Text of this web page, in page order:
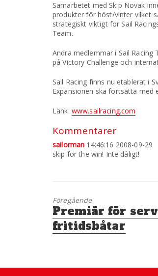
Samarbetet med Skip Novak
produkter för höst/vinter vilket
strategiskt viktigt för Sail
Team.
Andra medlemmar i Sail
på Victory Challenge och
Sail Racing finns nu etablerat i
Expansionen ska fortsätta med
Länk: www.sailracing.com
Kommentarer
sailorman 14:46:16 2008-09-29
skip for the win! Inte dåligt!
Föregående
Föregående
inlägg:
Premiär för
fritidsbåtar